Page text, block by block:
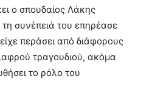
ο σπουδαίος Λάκης
συνέπειά του επηρέασε
περάσει από διάφορους
τραγουδιού, ακόμα
το ρόλο του